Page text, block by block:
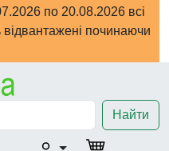
по 20.08.2026 всі
починаючи
Найти